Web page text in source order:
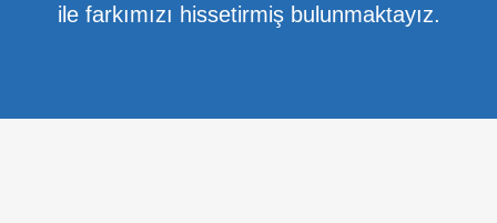
ile farkımızı hissetirmiş bulunmaktayız.